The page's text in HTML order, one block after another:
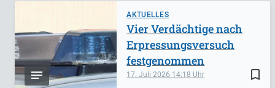
AKTUELLES
bookmark_border
17. Juli 2026 14:18
Vier Verdächtige nach
Erpressungsversuch
festgenommen